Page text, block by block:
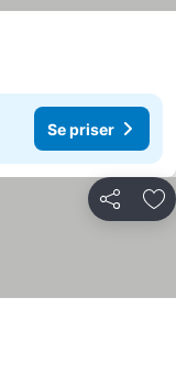
Se priser
Dela